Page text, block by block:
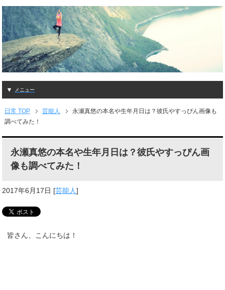
メニュー
日常 TOP 芸能人
永瀬真悠の本名や生年月日は？彼氏やすっぴん画像も
調べてみた！
永瀬真悠の本名や生年月日は？彼氏やすっぴん画
像も調べてみた！
2017年6月17日 [芸能人]
皆さん、こんにちは！